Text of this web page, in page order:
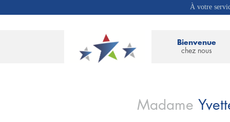
À votre
Bienvenue
chez nous
Madame